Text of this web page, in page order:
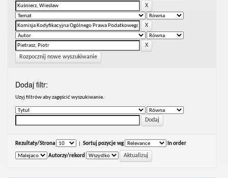
Rozpocznij nowe wyszukiwanie
Dodaj filtr:
Uzyj filtrów aby zagęścić wyszukiwanie.
Rezultaty/Strona Sortuj pozycje wg In order
Autorzy/rekord